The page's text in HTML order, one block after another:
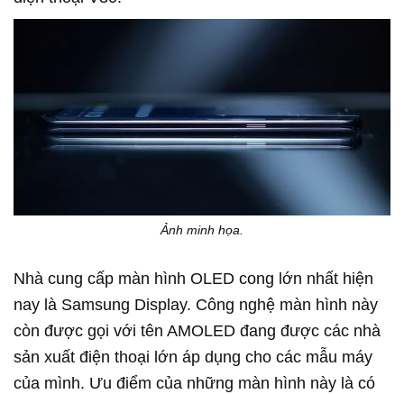
Ảnh minh họa.
Nhà cung cấp màn hình OLED cong lớn nhất hiện
nay là Samsung Display. Công nghệ màn hình này
còn được gọi với tên AMOLED đang được các nhà
sản xuất điện thoại lớn áp dụng cho các mẫu máy
của mình. Ưu điểm của những màn hình này là có